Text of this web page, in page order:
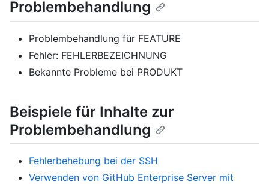
Problembehandlung
Problembehandlung für FEATURE
Fehler: FEHLERBEZEICHNUNG
Bekannte Probleme bei PRODUKT
Beispiele für Inhalte zur
Problembehandlung
Fehlerbehebung bei der SSH
Verwenden von GitHub Enterprise Server mit